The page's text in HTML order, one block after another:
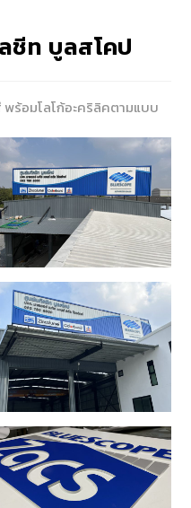
ชีท บูลสโคป
ร้อมโลโก้อะคริลิคตามแบบ